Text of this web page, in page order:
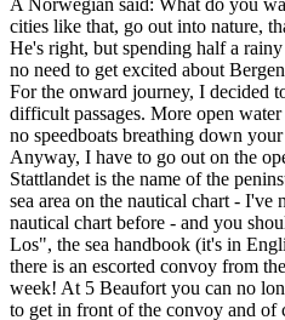
cities like that, go out into nature,
He's right, but spending half a
no need to get excited about
For the onward journey, I decided
difficult passages. More open
no speedboats breathing down
Anyway, I have to go out on the
Stattlandet is the name of the
sea area on the nautical chart - I've
nautical chart before - and you
Los", the sea handbook (it's in
there is an escorted convoy from
week! At 5 Beaufort you can no
to get in front of the convoy and of